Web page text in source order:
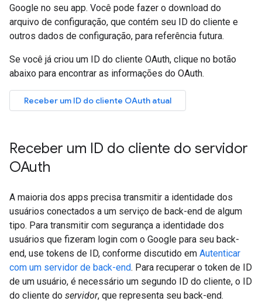
Google no seu app. Você pode fazer o download do
arquivo de configuração, que contém seu ID do cliente e
outros dados de configuração, para referência futura.
Se você já criou um ID do cliente OAuth, clique no botão
abaixo para encontrar as informações do OAuth.
Receber um ID do cliente OAuth atual
Receber um ID do cliente do servidor
OAuth
A maioria dos apps precisa transmitir a identidade dos
usuários conectados a um serviço de back-end de algum
tipo. Para transmitir com segurança a identidade dos
usuários que fizeram login com o Google para seu back-
end, use tokens de ID, conforme discutido em Autenticar
com um servidor de back-end. Para recuperar o token de ID
de um usuário, é necessário um segundo ID do cliente, o ID
do cliente do servidor, que representa seu back-end.